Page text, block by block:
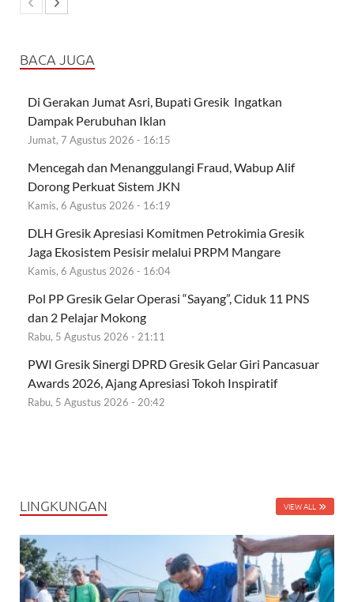
BACA JUGA
Di Gerakan Jumat Asri, Bupati Gresik Ingatkan
Dampak Perubuhan Iklan
Jumat, 7 Agustus 2026 - 16:15
Mencegah dan Menanggulangi Fraud, Wabup Alif
Dorong Perkuat Sistem JKN
Kamis, 6 Agustus 2026 - 16:19
DLH Gresik Apresiasi Komitmen Petrokimia Gresik
Jaga Ekosistem Pesisir melalui PRPM Mangare
Kamis, 6 Agustus 2026 - 16:04
Pol PP Gresik Gelar Operasi “Sayang”, Ciduk 11 PNS
dan 2 Pelajar Mokong
Rabu, 5 Agustus 2026 - 21:11
PWI Gresik Sinergi DPRD Gresik Gelar Giri Pancasuar
Awards 2026, Ajang Apresiasi Tokoh Inspiratif
Rabu, 5 Agustus 2026 - 20:42
LINGKUNGAN VIEW ALL